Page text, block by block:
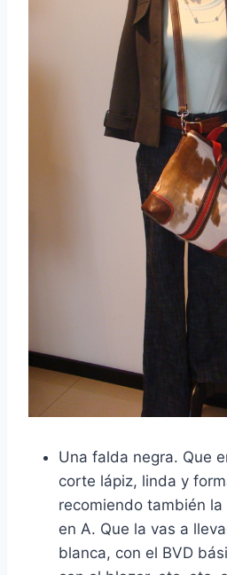
Una falda negra. Que
corte lápiz, linda y
recomiendo también
en A. Que la vas a
blanca, con el BVD